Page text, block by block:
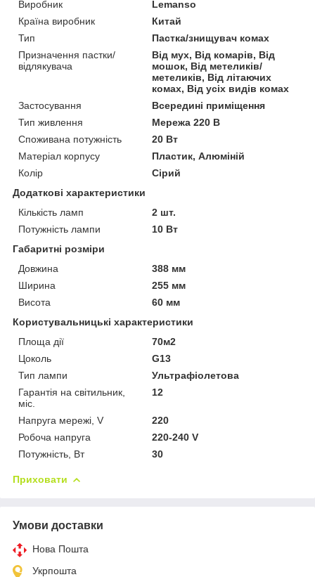
Виробник
Lemanso
Країна виробник
Китай
Тип
Пастка/знищувач комах
Призначення пастки/
відлякувача
Від мух, Від комарів, Від
мошок, Від метеликів/
метеликів, Від літаючих
комах, Від усіх видів комах
Застосування
Всередині приміщення
Тип живлення
Мережа 220 В
Споживана потужність
20 Вт
Матеріал корпусу
Пластик, Алюміній
Колір
Сірий
Додаткові характеристики
Кількість ламп
2 шт.
Потужність лампи
10 Вт
Габаритні розміри
Довжина
388 мм
Ширина
255 мм
Висота
60 мм
Користувальницькі характеристики
Площа дії
70м2
Цоколь
G13
Тип лампи
Ультрафіолетова
Гарантія на світильник,
міс.
12
Напруга мережі, V
220
Робоча напруга
220-240 V
Потужність, Вт
30
Приховати
Умови доставки
Нова Пошта
Укрпошта